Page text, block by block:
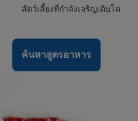
สัตว์เลี้ยงที่กำลังเจริญเติบโต
ค้นหาสูตรอาหาร